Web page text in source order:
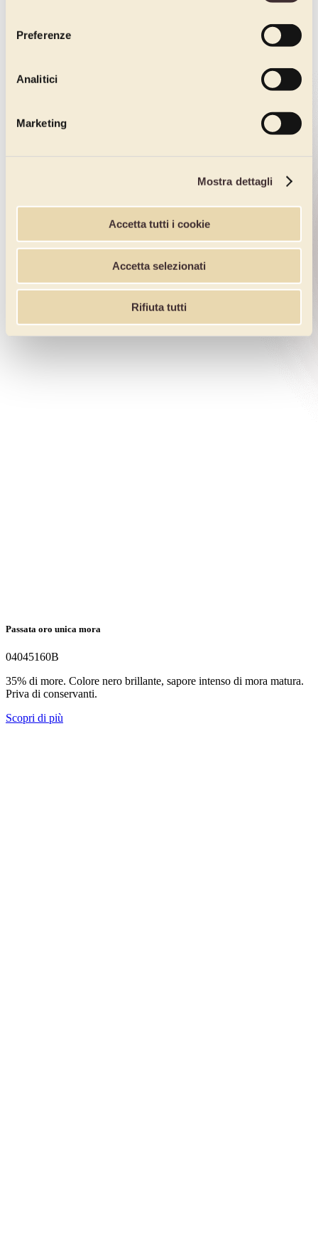
Preferenze
Analitici
Marketing
Mostra dettagli
Accetta tutti i cookie
Accetta selezionati
Rifiuta tutti
Passata oro unica mora
04045160B
35% di more. Colore nero brillante, sapore intenso di mora matura.
Priva di conservanti.
Scopri di più